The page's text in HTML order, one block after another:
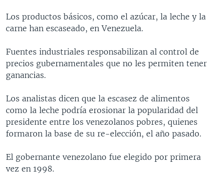
TECNOLOGÍA
CIENCIA Y SALUD
FOTOGRAFÍA
EL MUNDO AL DÍA
VISIÓN 360
LAS CLAVES
RADIO
AUDIONOTICIAS
BUENOS DÍAS AMÉRICA
EL MUNDO AL DÍA [RADIO]
FORO [RADIO]
NOTA ECONÓMICA
DOCUMENTALES DE LA VOA
Learning English
SÍGANOS
Idiomas
Los productos básicos, como el azúcar, la leche y la
carne han escaseado, en Venezuela.
Fuentes industriales responsabilizan al control de
precios gubernamentales que no les permiten tener
ganancias.
Los analistas dicen que la escasez de alimentos
como la leche podría erosionar la popularidad del
presidente entre los venezolanos pobres, quienes
formaron la base de su re-elección, el año pasado.
El gobernante venezolano fue elegido por primera
vez en 1998.